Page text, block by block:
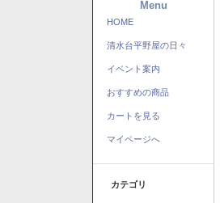
Menu
HOME
清水台平野屋の日々
イベント案内
おすすめの商品
カートを見る
マイページへ
カテゴリ